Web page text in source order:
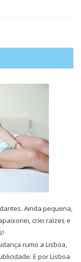
Ainda pequena,
criei raízes e
rumo a Lisboa,
E por Lisboa